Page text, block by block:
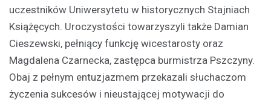
uczestników Uniwersytetu w historycznych Stajniach
Książęcych. Uroczystości towarzyszyli także Damian
Cieszewski, pełniący funkcję wicestarosty oraz
Magdalena Czarnecka, zastępca burmistrza Pszczyny.
Obaj z pełnym entuzjazmem przekazali słuchaczom
życzenia sukcesów i nieustającej motywacji do